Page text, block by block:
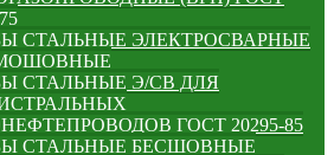
СТАЛЬНЫЕ ЭЛЕКТРОСВАРНЫЕ
СТАЛЬНЫЕ Э/СВ ДЛЯ
ГОСТ 20295-85
СТАЛЬНЫЕ БЕСШОВНЫЕ